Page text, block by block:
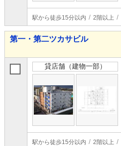
駅から徒歩15分以内 2階以上
第一・第二ツカサビル
貸店舗（建物一部）
駅から徒歩15分以内 2階以上